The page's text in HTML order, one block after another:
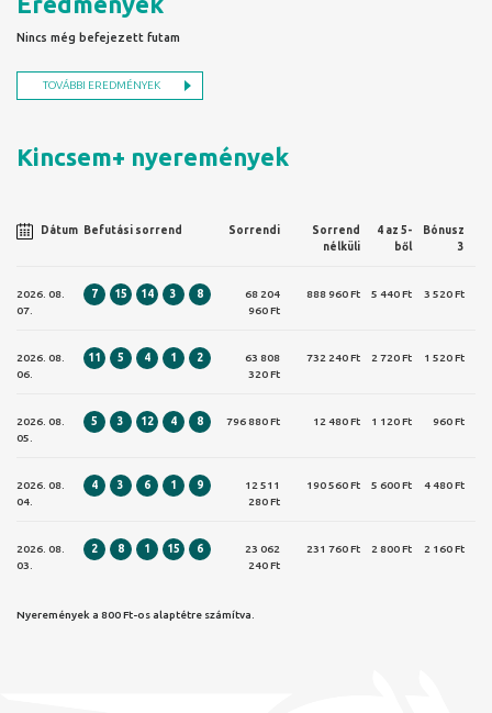
Nincs még befejezett futam
TOVÁBBI EREDMÉNYEK
Kincsem+ nyeremények
Dátum Befutási sorrend Sorrendi
Sorrend
nélküli
4 az 5-
ből
Bónusz
3
2026. 08.
07.
7 15 14 3 8
68 204
960 Ft
888 960 Ft 5 440 Ft 3 520 Ft
2026. 08.
06.
11 5 4 1 2
63 808
320 Ft
732 240 Ft 2 720 Ft 1 520 Ft
2026. 08.
05.
5 3 12 4 8 796 880 Ft 12 480 Ft 1 120 Ft 960 Ft
2026. 08.
04.
4 3 6 1 9
12 511
280 Ft
190 560 Ft 5 600 Ft 4 480 Ft
2026. 08.
03.
2 8 1 15 6
23 062
240 Ft
231 760 Ft 2 800 Ft 2 160 Ft
Nyeremények a 800 Ft-os alaptétre számítva.